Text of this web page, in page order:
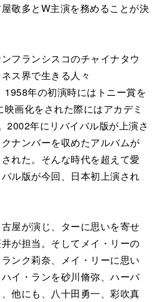
敬多とW主演を務めることが決
フランシスコのチャイナタウ
ス界で生きる人々
1958年の初演時にはトニー賞を
画化をされた際にはアカデミ
2002年にリバイバル版が上演さ
ナンバーを収めたアルバムが
れた。そんな時代を超えて愛
ル版が今回、日本初上演され
屋が演じ、ターに思いを寄せ
が担当。そしてメイ・リーの
ンク莉奈、メイ・リーに思い
イ・ランを砂川脩弥、ハーバ
他にも、八十田勇一、彩吹真